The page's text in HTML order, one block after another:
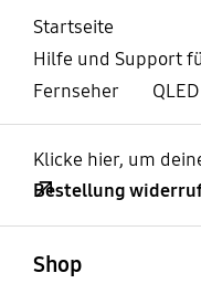
Startseite
Hilfe und Support
Fernseher
QLED
Klicke hier, um
Bestellung
Shop